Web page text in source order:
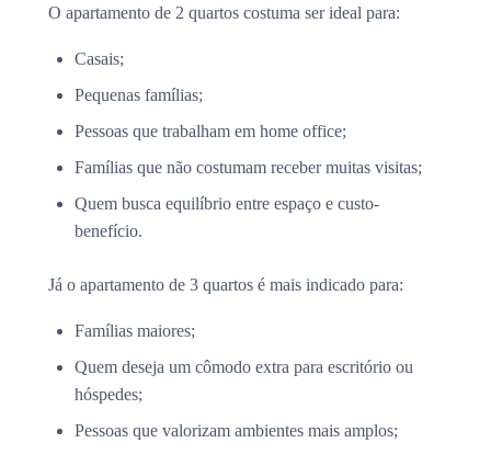
O apartamento de 2 quartos costuma ser ideal para:
Casais;
Pequenas famílias;
Pessoas que trabalham em home office;
Famílias que não costumam receber muitas visitas;
Quem busca equilíbrio entre espaço e custo-
benefício.
Já o apartamento de 3 quartos é mais indicado para:
Famílias maiores;
Quem deseja um cômodo extra para escritório ou
hóspedes;
Pessoas que valorizam ambientes mais amplos;